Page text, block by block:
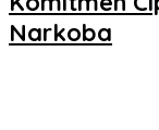
Narkoba